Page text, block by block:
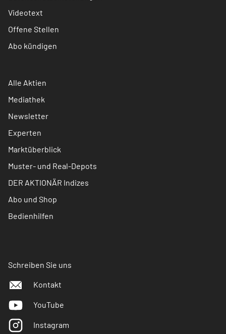
Videotext
Offene Stellen
Abo kündigen
Alle Aktien
Mediathek
Newsletter
Experten
Marktüberblick
Muster- und Real-Depots
DER AKTIONÄR Indizes
Abo und Shop
Bedienhilfen
Schreiben Sie uns
Kontakt
YouTube
Instagram